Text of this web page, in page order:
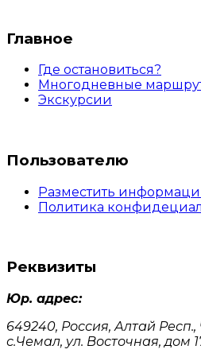
Главное
Где остановиться?
Многодневные
Экскурсии
Пользователю
Разместить
Политика
Реквизиты
Юр. адрес:
649240, Россия, Алтай
с.Чемал, ул. Восточная, дом